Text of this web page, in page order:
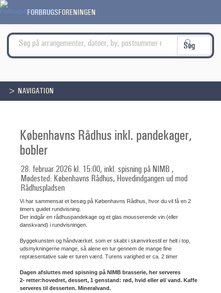
FORBRUGSFORENINGEN
> NAVIGATION
Københavns Rådhus inkl. pandekager,
bobler
28. februar 2026 kl. 15:00, inkl. spisning på NIMB ,
Mødested: Københavns Rådhus, Hovedindgangen ud mod
Rådhuspladsen
Vi har sammensat et besøg på Københavns Rådhus, hvor du vil få en 2
timers guidet rundvisning.
Der indgår en rådhuspandekage og et glas mousserende vin (eller
danskvand) i rundvisningen.
Byggekunsten og håndværket. som er skabt i skønvirkestil er helt i top,
udsmykningerne mange, så alene en tur gennem de mange fine
repræsentative sale er turen værd. Turens varighed er ca. 2 timer
Dagen afsluttes med spisning på NIMB brasserie, her serveres
2- retter:hovedret, dessert, 1 genstand: rød, hvid eller øl/ vand. Kaffe
serveres til desserten. Mineralvand.